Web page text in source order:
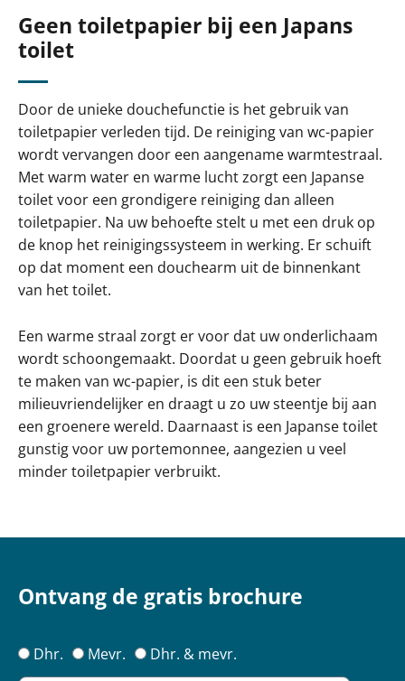
Geen toiletpapier bij een Japans
toilet
Door de unieke douchefunctie is het gebruik van
toiletpapier verleden tijd. De reiniging van wc-papier
wordt vervangen door een aangename warmtestraal.
Met warm water en warme lucht zorgt een Japanse
toilet voor een grondigere reiniging dan alleen
toiletpapier. Na uw behoefte stelt u met een druk op
de knop het reinigingssysteem in werking. Er schuift
op dat moment een douchearm uit de binnenkant
van het toilet.
Een warme straal zorgt er voor dat uw onderlichaam
wordt schoongemaakt. Doordat u geen gebruik hoeft
te maken van wc-papier, is dit een stuk beter
milieuvriendelijker en draagt u zo uw steentje bij aan
een groenere wereld. Daarnaast is een Japanse toilet
gunstig voor uw portemonnee, aangezien u veel
minder toiletpapier verbruikt.
Ontvang de gratis brochure
Dhr. Mevr. Dhr. & mevr.